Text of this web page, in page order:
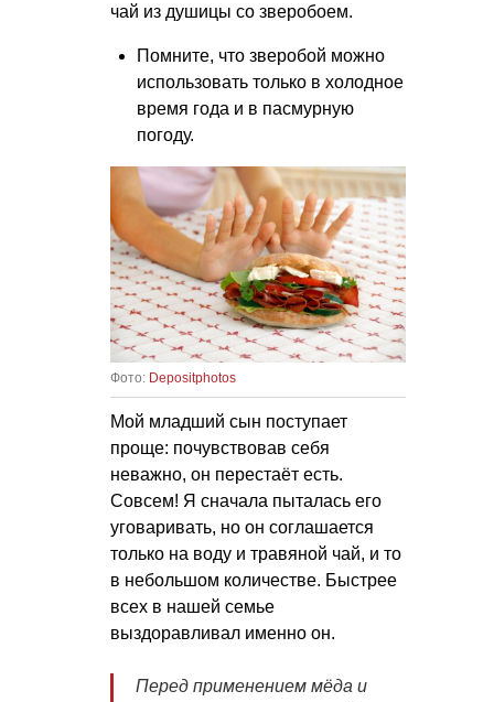
чай из душицы со зверобоем.
Помните, что зверобой можно
использовать только в холодное
время года и в пасмурную
погоду.
Фото: Depositphotos
Мой младший сын поступает
проще: почувствовав себя
неважно, он перестаёт есть.
Совсем! Я сначала пыталась его
уговаривать, но он соглашается
только на воду и травяной чай, и то
в небольшом количестве. Быстрее
всех в нашей семье
выздоравливал именно он.
Перед применением мёда и